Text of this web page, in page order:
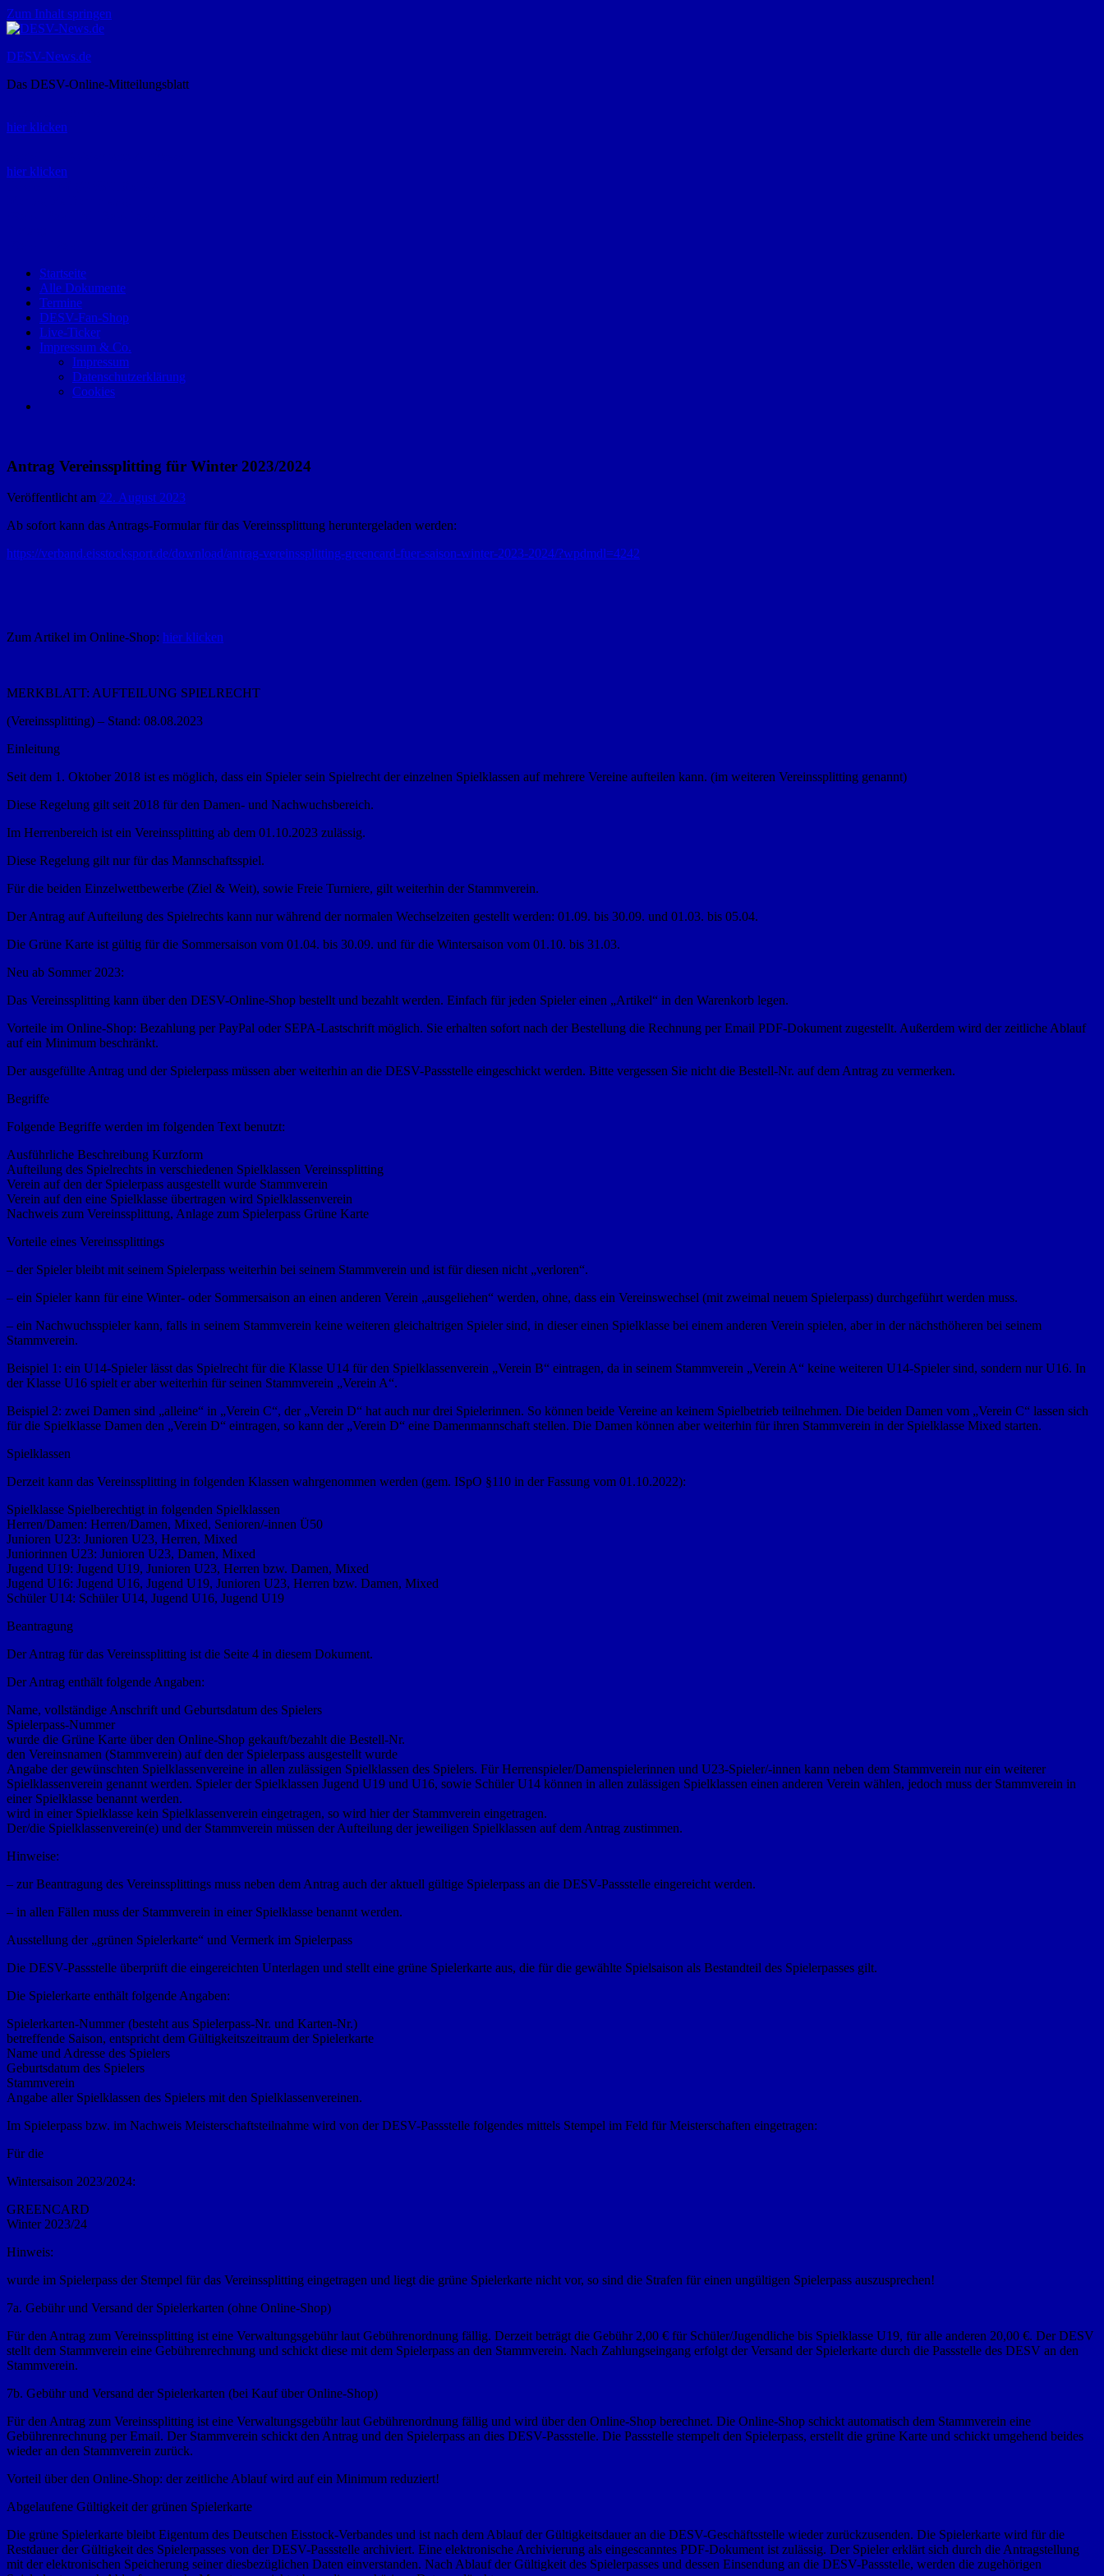
Zum Inhalt springen
DESV-News.de
Das DESV-Online-Mitteilungsblatt
hier klicken
hier klicken
Startseite
Alle Dokumente
Termine
DESV-Fan-Shop
Live-Ticker
Impressum & Co.
Impressum
Datenschutzerklärung
Cookies
Antrag Vereinssplitting für Winter 2023/2024
Veröffentlicht am 22. August 2023
Ab sofort kann das Antrags-Formular für das Vereinssplittung heruntergeladen werden:
https://verband.eisstocksport.de/download/antrag-vereinssplitting-greencard-fuer-saison-winter-2023-2024/?wpdmdl=4242
Zum Artikel im Online-Shop: hier klicken
MERKBLATT: AUFTEILUNG SPIELRECHT
(Vereinssplitting) – Stand: 08.08.2023
Einleitung
Seit dem 1. Oktober 2018 ist es möglich, dass ein Spieler sein Spielrecht der einzelnen Spielklassen auf mehrere Vereine aufteilen kann. (im weiteren Vereinssplitting genannt)
Diese Regelung gilt seit 2018 für den Damen- und Nachwuchsbereich.
Im Herrenbereich ist ein Vereinssplitting ab dem 01.10.2023 zulässig.
Diese Regelung gilt nur für das Mannschaftsspiel.
Für die beiden Einzelwettbewerbe (Ziel & Weit), sowie Freie Turniere, gilt weiterhin der Stammverein.
Der Antrag auf Aufteilung des Spielrechts kann nur während der normalen Wechselzeiten gestellt werden: 01.09. bis 30.09. und 01.03. bis 05.04.
Die Grüne Karte ist gültig für die Sommersaison vom 01.04. bis 30.09. und für die Wintersaison vom 01.10. bis 31.03.
Neu ab Sommer 2023:
Das Vereinssplitting kann über den DESV-Online-Shop bestellt und bezahlt werden. Einfach für jeden Spieler einen „Artikel“ in den Warenkorb legen.
Vorteile im Online-Shop: Bezahlung per PayPal oder SEPA-Lastschrift möglich. Sie erhalten sofort nach der Bestellung die Rechnung per Email PDF-Dokument zugestellt. Außerdem wird der zeitliche Ablauf
auf ein Minimum beschränkt.
Der ausgefüllte Antrag und der Spielerpass müssen aber weiterhin an die DESV-Passstelle eingeschickt werden. Bitte vergessen Sie nicht die Bestell-Nr. auf dem Antrag zu vermerken.
Begriffe
Folgende Begriffe werden im folgenden Text benutzt:
Ausführliche Beschreibung Kurzform
Aufteilung des Spielrechts in verschiedenen Spielklassen Vereinssplitting
Verein auf den der Spielerpass ausgestellt wurde Stammverein
Verein auf den eine Spielklasse übertragen wird Spielklassenverein
Nachweis zum Vereinssplittung, Anlage zum Spielerpass Grüne Karte
Vorteile eines Vereinssplittings
– der Spieler bleibt mit seinem Spielerpass weiterhin bei seinem Stammverein und ist für diesen nicht „verloren“.
– ein Spieler kann für eine Winter- oder Sommersaison an einen anderen Verein „ausgeliehen“ werden, ohne, dass ein Vereinswechsel (mit zweimal neuem Spielerpass) durchgeführt werden muss.
– ein Nachwuchsspieler kann, falls in seinem Stammverein keine weiteren gleichaltrigen Spieler sind, in dieser einen Spielklasse bei einem anderen Verein spielen, aber in der nächsthöheren bei seinem
Stammverein.
Beispiel 1: ein U14-Spieler lässt das Spielrecht für die Klasse U14 für den Spielklassenverein „Verein B“ eintragen, da in seinem Stammverein „Verein A“ keine weiteren U14-Spieler sind, sondern nur U16. In
der Klasse U16 spielt er aber weiterhin für seinen Stammverein „Verein A“.
Beispiel 2: zwei Damen sind „alleine“ in „Verein C“, der „Verein D“ hat auch nur drei Spielerinnen. So können beide Vereine an keinem Spielbetrieb teilnehmen. Die beiden Damen vom „Verein C“ lassen sich
für die Spielklasse Damen den „Verein D“ eintragen, so kann der „Verein D“ eine Damenmannschaft stellen. Die Damen können aber weiterhin für ihren Stammverein in der Spielklasse Mixed starten.
Spielklassen
Derzeit kann das Vereinssplitting in folgenden Klassen wahrgenommen werden (gem. ISpO §110 in der Fassung vom 01.10.2022):
Spielklasse Spielberechtigt in folgenden Spielklassen
Herren/Damen: Herren/Damen, Mixed, Senioren/-innen Ü50
Junioren U23: Junioren U23, Herren, Mixed
Juniorinnen U23: Junioren U23, Damen, Mixed
Jugend U19: Jugend U19, Junioren U23, Herren bzw. Damen, Mixed
Jugend U16: Jugend U16, Jugend U19, Junioren U23, Herren bzw. Damen, Mixed
Schüler U14: Schüler U14, Jugend U16, Jugend U19
Beantragung
Der Antrag für das Vereinssplitting ist die Seite 4 in diesem Dokument.
Der Antrag enthält folgende Angaben:
Name, vollständige Anschrift und Geburtsdatum des Spielers
Spielerpass-Nummer
wurde die Grüne Karte über den Online-Shop gekauft/bezahlt die Bestell-Nr.
den Vereinsnamen (Stammverein) auf den der Spielerpass ausgestellt wurde
Angabe der gewünschten Spielklassenvereine in allen zulässigen Spielklassen des Spielers. Für Herrenspieler/Damenspielerinnen und U23-Spieler/-innen kann neben dem Stammverein nur ein weiterer
Spielklassenverein genannt werden. Spieler der Spielklassen Jugend U19 und U16, sowie Schüler U14 können in allen zulässigen Spielklassen einen anderen Verein wählen, jedoch muss der Stammverein in
einer Spielklasse benannt werden.
wird in einer Spielklasse kein Spielklassenverein eingetragen, so wird hier der Stammverein eingetragen.
Der/die Spielklassenverein(e) und der Stammverein müssen der Aufteilung der jeweiligen Spielklassen auf dem Antrag zustimmen.
Hinweise:
– zur Beantragung des Vereinssplittings muss neben dem Antrag auch der aktuell gültige Spielerpass an die DESV-Passstelle eingereicht werden.
– in allen Fällen muss der Stammverein in einer Spielklasse benannt werden.
Ausstellung der „grünen Spielerkarte“ und Vermerk im Spielerpass
Die DESV-Passstelle überprüft die eingereichten Unterlagen und stellt eine grüne Spielerkarte aus, die für die gewählte Spielsaison als Bestandteil des Spielerpasses gilt.
Die Spielerkarte enthält folgende Angaben:
Spielerkarten-Nummer (besteht aus Spielerpass-Nr. und Karten-Nr.)
betreffende Saison, entspricht dem Gültigkeitszeitraum der Spielerkarte
Name und Adresse des Spielers
Geburtsdatum des Spielers
Stammverein
Angabe aller Spielklassen des Spielers mit den Spielklassenvereinen.
Im Spielerpass bzw. im Nachweis Meisterschaftsteilnahme wird von der DESV-Passstelle folgendes mittels Stempel im Feld für Meisterschaften eingetragen:
Für die
Wintersaison 2023/2024:
GREENCARD
Winter 2023/24
Hinweis:
wurde im Spielerpass der Stempel für das Vereinssplitting eingetragen und liegt die grüne Spielerkarte nicht vor, so sind die Strafen für einen ungültigen Spielerpass auszusprechen!
7a. Gebühr und Versand der Spielerkarten (ohne Online-Shop)
Für den Antrag zum Vereinssplitting ist eine Verwaltungsgebühr laut Gebührenordnung fällig. Derzeit beträgt die Gebühr 2,00 € für Schüler/Jugendliche bis Spielklasse U19, für alle anderen 20,00 €. Der DESV
stellt dem Stammverein eine Gebührenrechnung und schickt diese mit dem Spielerpass an den Stammverein. Nach Zahlungseingang erfolgt der Versand der Spielerkarte durch die Passstelle des DESV an den
Stammverein.
7b. Gebühr und Versand der Spielerkarten (bei Kauf über Online-Shop)
Für den Antrag zum Vereinssplitting ist eine Verwaltungsgebühr laut Gebührenordnung fällig und wird über den Online-Shop berechnet. Die Online-Shop schickt automatisch dem Stammverein eine
Gebührenrechnung per Email. Der Stammverein schickt den Antrag und den Spielerpass an dies DESV-Passstelle. Die Passstelle stempelt den Spielerpass, erstellt die grüne Karte und schickt umgehend beides
wieder an den Stammverein zurück.
Vorteil über den Online-Shop: der zeitliche Ablauf wird auf ein Minimum reduziert!
Abgelaufene Gültigkeit der grünen Spielerkarte
Die grüne Spielerkarte bleibt Eigentum des Deutschen Eisstock-Verbandes und ist nach dem Ablauf der Gültigkeitsdauer an die DESV-Geschäftsstelle wieder zurückzusenden. Die Spielerkarte wird für die
Restdauer der Gültigkeit des Spielerpasses von der DESV-Passstelle archiviert. Eine elektronische Archivierung als eingescanntes PDF-Dokument ist zulässig. Der Spieler erklärt sich durch die Antragstellung
mit der elektronischen Speicherung seiner diesbezüglichen Daten einverstanden. Nach Ablauf der Gültigkeit des Spielerpasses und dessen Einsendung an die DESV-Passstelle, werden die zugehörigen